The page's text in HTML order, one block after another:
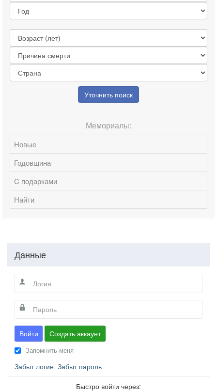
Уточнить поиск
Мемориалы:
Новые
Годовщина
C подарками
Найти
Данные
Войти Создать аккаунт
Запомнить меня
Забыт логин Забыт пароль
Быстро войти через: